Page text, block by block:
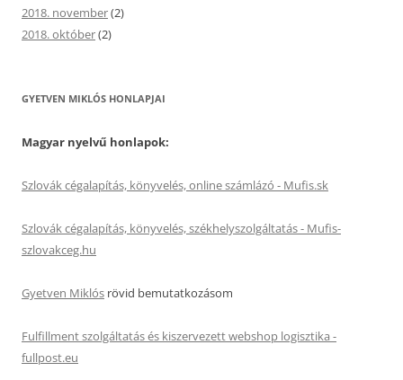
2018. november(2)
2018. október(2)
GYETVEN MIKLÓS HONLAPJAI
Magyar nyelvű honlapok:
Szlovák cégalapítás, könyvelés, online számlázó - Mufis.sk
Szlovák cégalapítás, könyvelés, székhelyszolgáltatás - Mufis-
szlovakceg.hu
Gyetven Miklós rövid bemutatkozásom
Fulfillment szolgáltatás és kiszervezett webshop logisztika -
fullpost.eu